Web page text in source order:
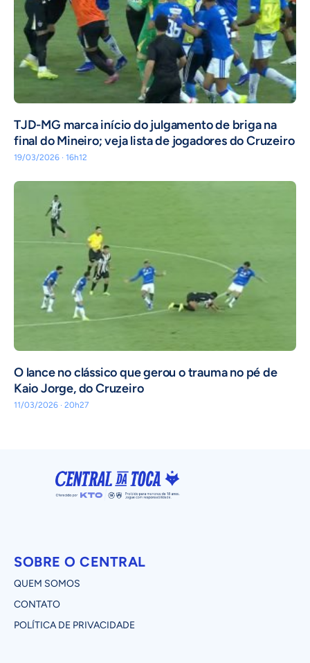
TJD-MG marca início do julgamento de briga na
final do Mineiro; veja lista de jogadores do Cruzeiro
19/03/2026 · 16h12
O lance no clássico que gerou o trauma no pé de
Kaio Jorge, do Cruzeiro
11/03/2026 · 20h27
SOBRE O CENTRAL
QUEM SOMOS
CONTATO
POLÍTICA DE PRIVACIDADE